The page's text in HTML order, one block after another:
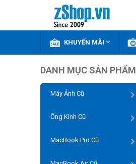
KHUYẾN MÃI 
DANH MỤC SẢN PHẨM
Máy Ảnh Cũ
Ống Kính Cũ
MacBook Pro Cũ